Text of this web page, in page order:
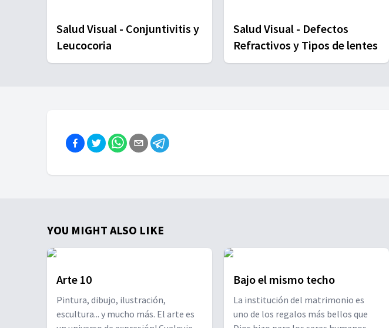
Salud Visual - Conjuntivitis y
Leucocoria
Salud Visual - Defectos
Refractivos y Tipos de lentes
YOU MIGHT ALSO LIKE
Arte 10
Pintura, dibujo, ilustración,
escultura... y mucho más. El arte es
Bajo el mismo techo
La institución del matrimonio es
uno de los regalos más bellos que